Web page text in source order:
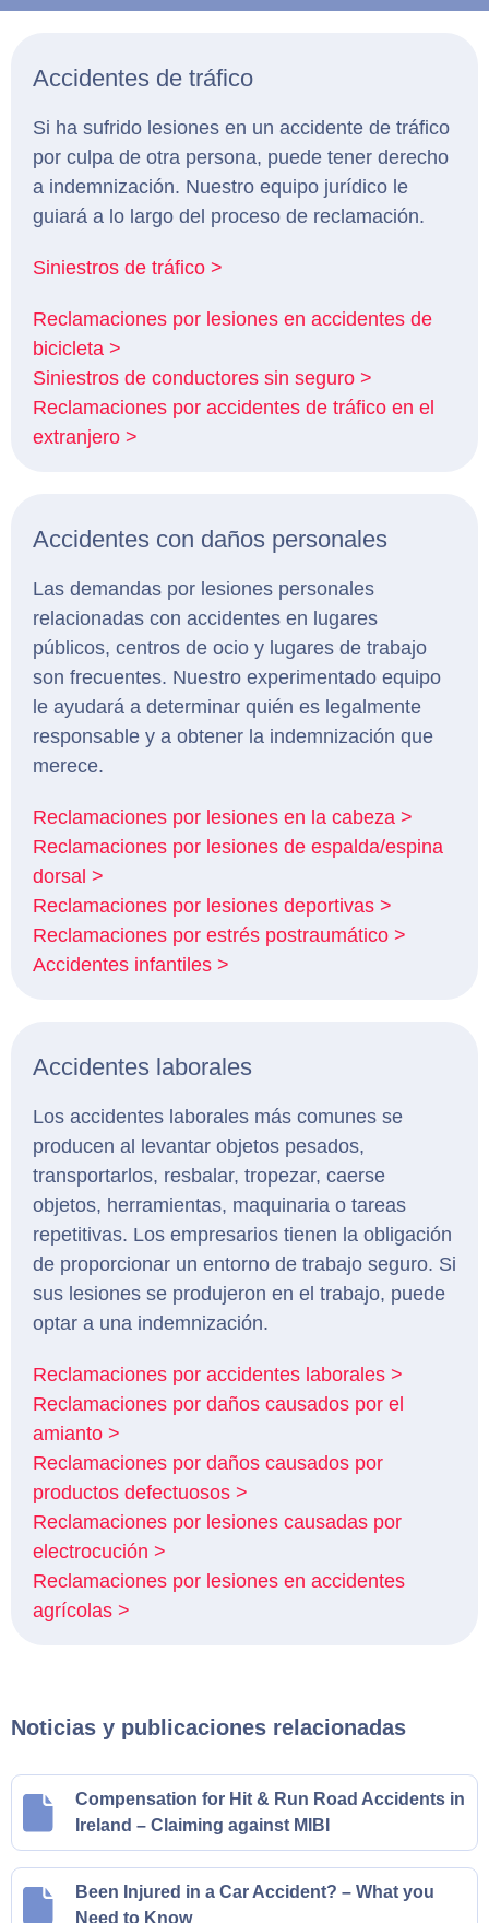
Accidentes de tráfico
Si ha sufrido lesiones en un accidente de tráfico
por culpa de otra persona, puede tener derecho
a indemnización. Nuestro equipo jurídico le
guiará a lo largo del proceso de reclamación.
Siniestros de tráfico >
Reclamaciones por lesiones en accidentes de
bicicleta >
Siniestros de conductores sin seguro >
Reclamaciones por accidentes de tráfico en el
extranjero >
Accidentes con daños personales
Las demandas por lesiones personales
relacionadas con accidentes en lugares
públicos, centros de ocio y lugares de trabajo
son frecuentes. Nuestro experimentado equipo
le ayudará a determinar quién es legalmente
responsable y a obtener la indemnización que
merece.
Reclamaciones por lesiones en la cabeza >
Reclamaciones por lesiones de espalda/espina
dorsal >
Reclamaciones por lesiones deportivas >
Reclamaciones por estrés postraumático >
Accidentes infantiles >
Accidentes laborales
Los accidentes laborales más comunes se
producen al levantar objetos pesados,
transportarlos, resbalar, tropezar, caerse
objetos, herramientas, maquinaria o tareas
repetitivas. Los empresarios tienen la obligación
de proporcionar un entorno de trabajo seguro. Si
sus lesiones se produjeron en el trabajo, puede
optar a una indemnización.
Reclamaciones por accidentes laborales >
Reclamaciones por daños causados por el
amianto >
Reclamaciones por daños causados por
productos defectuosos >
Reclamaciones por lesiones causadas por
electrocución >
Reclamaciones por lesiones en accidentes
agrícolas >
Noticias y publicaciones relacionadas
Compensation for Hit & Run Road Accidents in
Ireland – Claiming against MIBI
Been Injured in a Car Accident? – What you
Need to Know